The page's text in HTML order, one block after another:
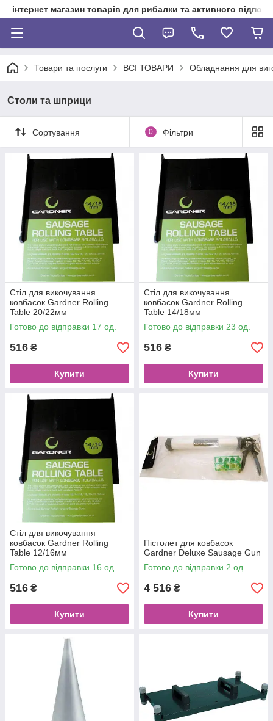
інтернет магазин товарів для рибалки та активного
Товари та послуги ВСІ ТОВАРИ Обладнання для
Столи та шприци
Сортування 0 Фільтри
Стіл для викочування
ковбасок Gardner Rolling
Table 20/22мм
Готово до відправки 17 од.
516 ₴
Купити
Стіл для викочування
ковбасок Gardner Rolling
Table 14/18мм
Готово до відправки 23 од.
516 ₴
Купити
Стіл для викочування
ковбасок Gardner Rolling
Table 12/16мм
Готово до відправки 16 од.
516 ₴
Купити
Пістолет для ковбасок
Gardner Deluxe Sausage Gun
Готово до відправки 2 од.
4 516 ₴
Купити